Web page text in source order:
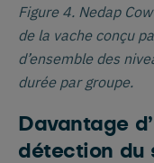
Figure 4. Nedap
de la vache conçu
d’ensemble des
durée par groupe.
Davantage
détection du